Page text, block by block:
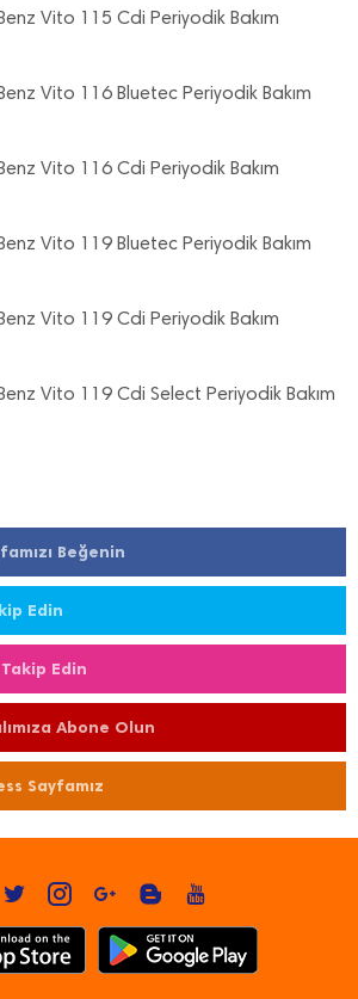
Vito 115 Cdi Periyodik Bakım
Vito 116 Bluetec Periyodik Bakım
Vito 116 Cdi Periyodik Bakım
Vito 119 Bluetec Periyodik Bakım
Vito 119 Cdi Periyodik Bakım
Vito 119 Cdi Select Periyodik Bakım
Beğenin
Edin
Edin
Abone Olun
Sayfamız